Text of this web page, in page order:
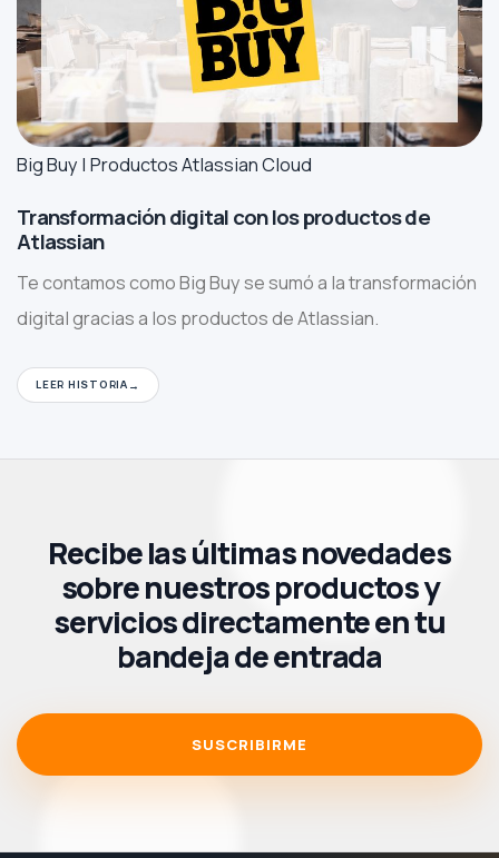
Big Buy | Productos Atlassian Cloud
Transformación digital con los productos de
Atlassian
Te contamos como Big Buy se sumó a la transformación
digital gracias a los productos de Atlassian.
LEER HISTORIA
Recibe las últimas novedades
sobre nuestros productos y
servicios directamente en tu
bandeja de entrada
SUSCRIBIRME